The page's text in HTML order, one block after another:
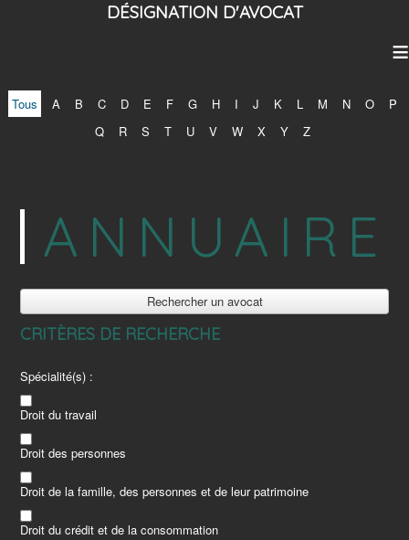
DÉSIGNATION D'AVOCAT
≡
Tous A B C D E F G H I J K L M N O
P
Q
R S T U V W X Y Z
ANNUAIRE
Rechercher un avocat
CRITÈRES DE RECHERCHE
Spécialité(s) :
Droit du travail
Droit des personnes
Droit de la famille, des personnes et de leur patrimoine
Droit du crédit et de la consommation